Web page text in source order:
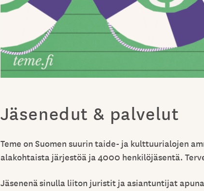
Jäsenedut & palvelut
Teme on Suomen suurin taide- ja kulttuurialojen
alakohtaista järjestöä ja 4000 henkilöjäsentä.
Jäsenenäsinulla liiton juristit ja asiantuntijat